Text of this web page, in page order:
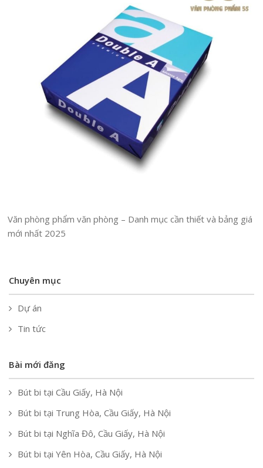
Văn phòng phẩm văn phòng – Danh mục cần thiết và bảng giá
mới nhất 2025
Chuyên mục
Dự án
Tin tức
Bài mới đăng
Bút bi tại Cầu Giấy, Hà Nội
Bút bi tại Trung Hòa, Cầu Giấy, Hà Nội
Bút bi tại Nghĩa Đô, Cầu Giấy, Hà Nội
Bút bi tại Yên Hòa, Cầu Giấy, Hà Nội